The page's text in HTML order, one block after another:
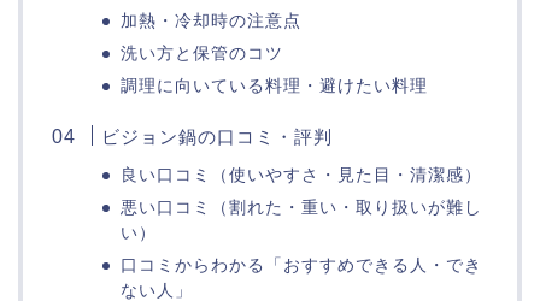
加熱・冷却時の注意点
洗い方と保管のコツ
調理に向いている料理・避けたい料理
ビジョン鍋の口コミ・評判
良い口コミ（使いやすさ・見た目・清潔感）
悪い口コミ（割れた・重い・取り扱いが難し
い）
口コミからわかる「おすすめできる人・でき
ない人」